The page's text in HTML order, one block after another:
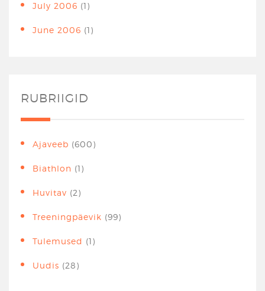
July 2006 (1)
June 2006 (1)
RUBRIIGID
Ajaveeb (600)
Biathlon (1)
Huvitav (2)
Treeningpäevik (99)
Tulemused (1)
Uudis (28)